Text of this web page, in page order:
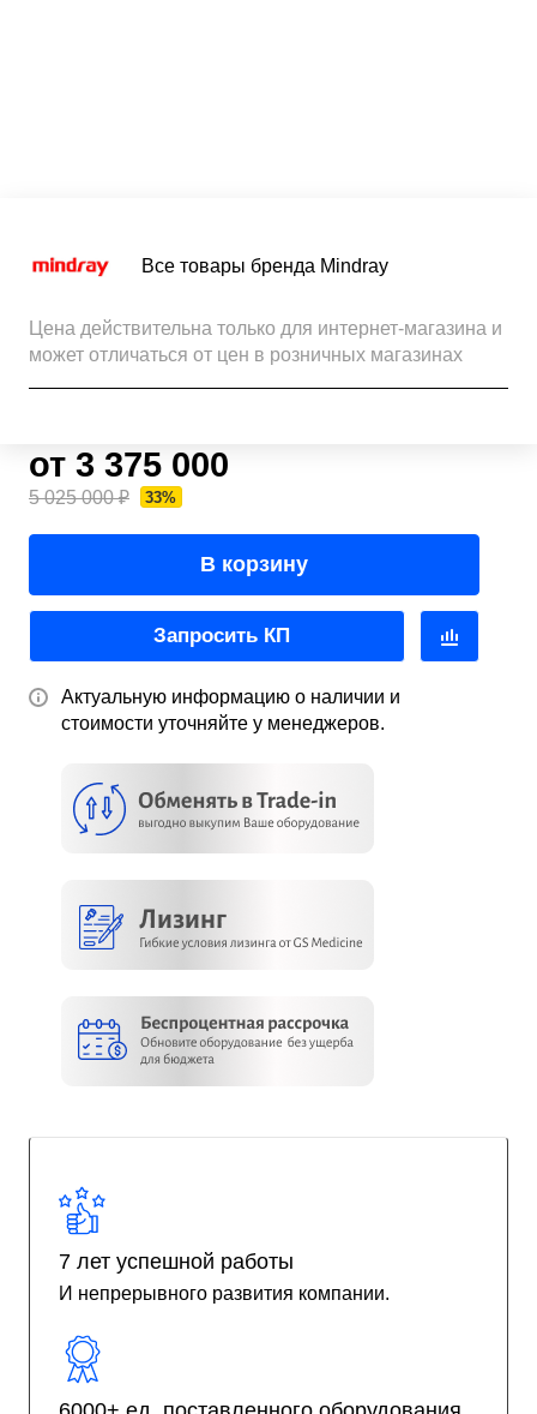
Все товары бренда Mindray
Цена действительна только для интернет-магазина и
может отличаться от цен в розничных магазинах
от 3 375 000
5 025 000 ₽ 33%
В корзину
Запросить КП
Актуальную информацию о наличии и
стоимости уточняйте у менеджеров.
7 лет успешной работы
И непрерывного развития компании.